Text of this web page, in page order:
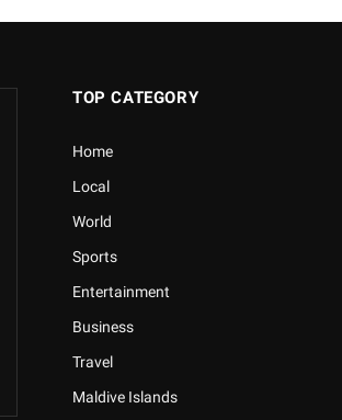
TOP CATEGORY
Home
Local
World
Sports
Entertainment
Business
Travel
Maldive Islands